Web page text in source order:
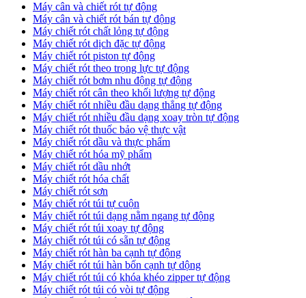
Máy cân và chiết rót tự động
Máy cân và chiết rót bán tự động
​Máy chiết rót chất lỏng tự động
​Máy chiết rót dịch đặc tự động
Máy chiết rót piston tự động
Máy chiết rót theo trọng lực tự động
​Máy chiết rót bơm nhu động tự động
Máy chiết rót cân theo khối lượng tự động
​Máy chiết rót nhiều đầu dạng thẳng tự động
​Máy chiết rót nhiều đầu dạng xoay tròn tự động
Máy chiết rót thuốc bảo vệ thực vật
Máy chiết rót dầu và thực phẩm
Máy chiết rót hóa mỹ phẩm
Máy chiết rót dầu nhớt
Máy chiết rót hóa chất
Máy chiết rót sơn
Máy chiết rót túi tự cuộn
Máy chiết rót túi dạng nằm ngang tự động
Máy chiết rót túi xoay tự động
Máy chiết rót túi có sẵn tự động
Máy chiết rót hàn ba cạnh tự động
Máy chiết rót túi hàn bốn cạnh tự dộng
Máy chiết rót túi có khóa khéo zipper tự động
Máy chiết rót túi có vòi tự động